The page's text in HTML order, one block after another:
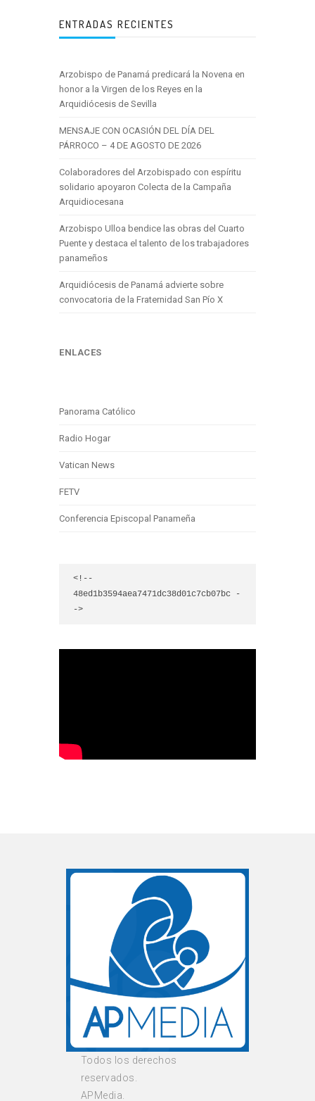
ENTRADAS RECIENTES
Arzobispo de Panamá predicará la Novena en
honor a la Virgen de los Reyes en la
Arquidiócesis de Sevilla
MENSAJE CON OCASIÓN DEL DÍA DEL
PÁRROCO – 4 DE AGOSTO DE 2026
Colaboradores del Arzobispado con espíritu
solidario apoyaron Colecta de la Campaña
Arquidiocesana
Arzobispo Ulloa bendice las obras del Cuarto
Puente y destaca el talento de los trabajadores
panameños
Arquidiócesis de Panamá advierte sobre
convocatoria de la Fraternidad San Pío X
ENLACES
Panorama Católico
Radio Hogar
Vatican News
FETV
Conferencia Episcopal Panameña
<!--
48ed1b3594aea7471dc38d01c7cb07bc -
->
Todos los derechos
reservados.
APMedia.